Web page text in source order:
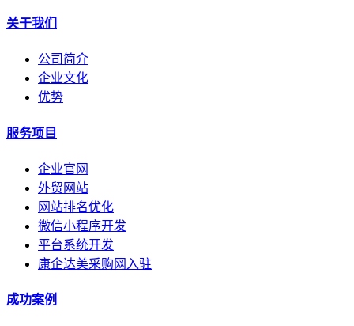
关于我们
公司简介
企业文化
优势
服务项目
企业官网
外贸网站
网站排名优化
微信小程序开发
平台系统开发
康企达美采购网入驻
成功案例